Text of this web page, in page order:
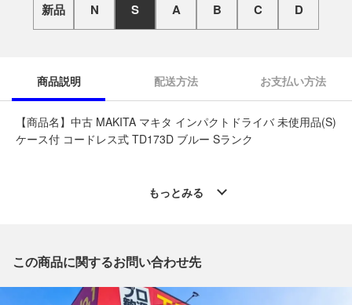
新品 N S A B C D
商品説明 配送方法 お支払い方法
【商品名】中古 MAKITA マキタ インパクトドライバ 未使用品(S)
ケース付 コードレス式 TD173D ブルー Sランク
西帯店 」からの出品です。
※「なんでもリサイクルビッグバン 公式オンラインストアの出
電話番号：0155-66-5277
もっとみる
この商品に関するお問い合わせ先